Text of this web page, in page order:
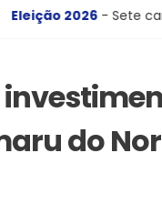
candidatos a
do